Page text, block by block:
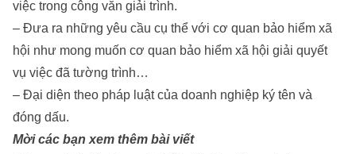
việc trong công văn giải trình.
– Đưa ra những yêu cầu cụ thể với cơ quan bảo hiểm xã
hội như mong muốn cơ quan bảo hiểm xã hội giải quyết
vụ việc đã tường trình…
– Đại diện theo pháp luật của doanh nghiệp ký tên và
đóng dấu.
Mời các bạn xem thêm bài viết